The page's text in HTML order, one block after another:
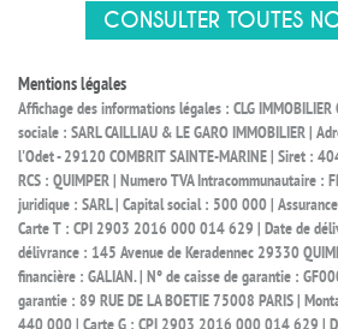
CONSULTER TOUTES
Mentions légales
Affichage des informations légales : CLG
sociale : SARL CAILLIAU & LE GARO IMMOBILIER |
l'Odet - 29120 COMBRIT SAINTE-MARINE | Siret :
RCS : QUIMPER | Numero TVA Intracommunautaire
juridique : SARL | Capital social : 500 000 |
Carte T : CPI 2903 2016 000 014 629 | Date de
délivrance : 145 Avenue de Keradennec 29330
financière : GALIAN. | N° de caisse de garantie :
garantie : 89 RUE DE LA BOETIE 75008 PARIS |